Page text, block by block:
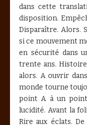
dans cette
disposition.
Disparaître. Alors.
si ce mouvement
en sécurité dans
trente ans.
alors. A ouvrir
monde tourne
point A à un
lucidité. Avant la
Rire aux éclats.